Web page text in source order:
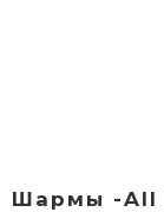
Шармы -All